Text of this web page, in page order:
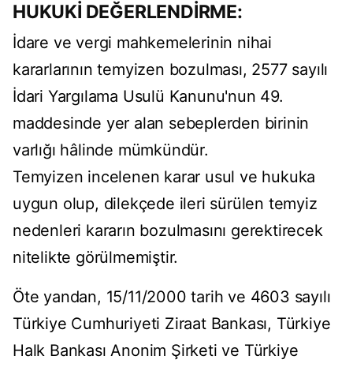
HUKUKİ DEĞERLENDİRME:
İdare ve vergi mahkemelerinin nihai
kararlarının temyizen bozulması, 2577 sayılı
İdari Yargılama Usulü Kanunu'nun 49.
maddesinde yer alan sebeplerden birinin
varlığı hâlinde mümkündür.
Temyizen incelenen karar usul ve hukuka
uygun olup, dilekçede ileri sürülen temyiz
nedenleri kararın bozulmasını gerektirecek
nitelikte görülmemiştir.
Öte yandan, 15/11/2000 tarih ve 4603 sayılı
Türkiye Cumhuriyeti Ziraat Bankası, Türkiye
Halk Bankası Anonim Şirketi ve Türkiye